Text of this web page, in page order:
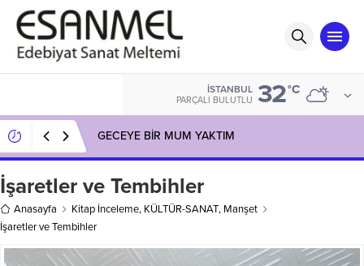
İSTANBUL
PARÇALI BULUTLU 32°C
GECEYE BİR MUM YAKTIM
İşaretler ve Tembihler
Anasayfa Kitap İnceleme, KÜLTÜR-SANAT, Manşet
İşaretler ve Tembihler